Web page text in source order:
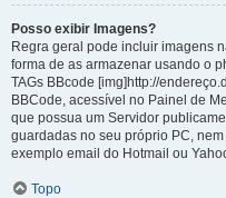
Posso exibir Imagens?
Regra geral pode incluir imagens
forma de as armazenar usando o
TAGs BBcode [img]http://
BBCode, acessível no Painel de
que possua um Servidor
guardadas no seu próprio PC,
exemplo email do Hotmail ou
Topo